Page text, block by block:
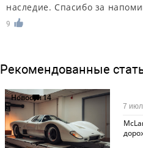
наследие. Спасибо за
9
Рекомендованные
Новости14
7